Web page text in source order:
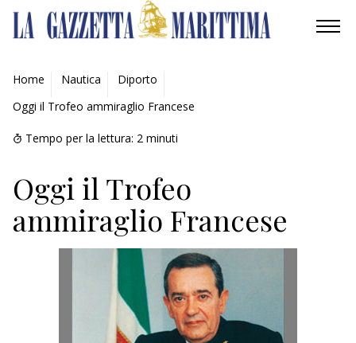
AMBIENTE
MOBILITÀ
INDUSTRIA
RICERCA
ECONOMIA
Home Nautica
Diporto
Oggi il Trofeo ammiraglio Francese
Tempo per la lettura: 2 minuti
Oggi il Trofeo
ammiraglio Francese